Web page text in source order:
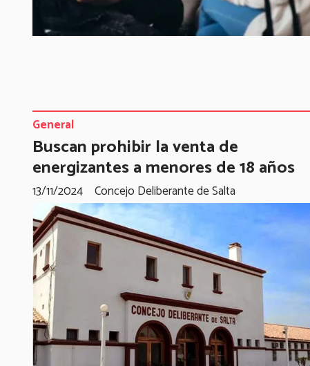
Buscan prohibir la venta de
energizantes a menores de 18 años
Concejo Deliberante de Salta
General
13/11/2024